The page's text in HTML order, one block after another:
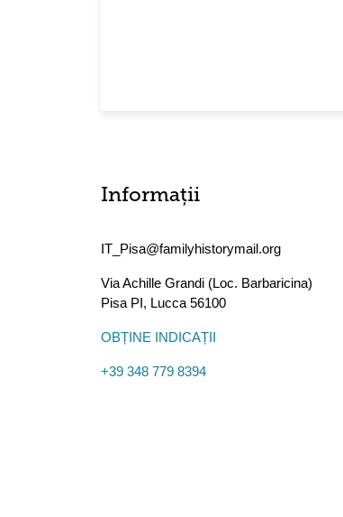
Informații
IT_Pisa@familyhistorymail.org
Via Achille Grandi (Loc. Barbaricina)
Pisa PI, Lucca 56100
OBȚINE INDICAȚII
+39 348 779 8394